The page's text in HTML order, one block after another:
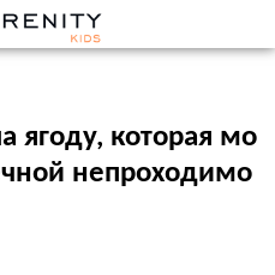
ягоду, которая мо
непроходимо